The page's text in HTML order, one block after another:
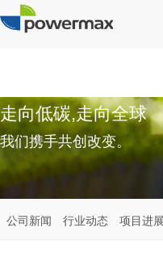
走向低碳,走向全球
我们携手共创改变。
公司新闻 行业动态 项目进展